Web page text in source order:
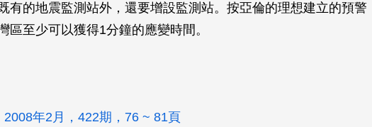
有的地震監測站外，還要增設監測站。按亞倫的理想建立的預警
區至少可以獲得1分鐘的應變時間。
2008年2月，422期，76 ~ 81頁